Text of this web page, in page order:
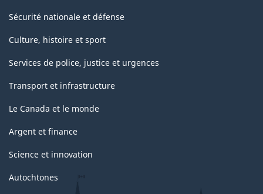
Sécurité nationale et défense
Culture, histoire et sport
Services de police, justice et urgences
Transport et infrastructure
Le Canada et le monde
Argent et finance
Science et innovation
Autochtones